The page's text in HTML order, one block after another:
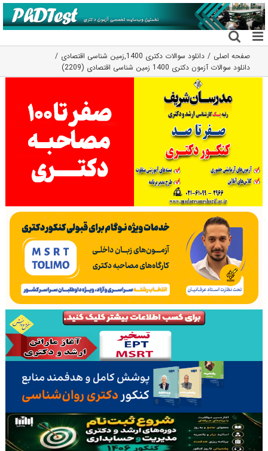
رفتن
به
محتوا
صفحه اصلی دانلود سوالات دکتری 1400 ,زمین شناسی اقتصادی
دانلود سوالات آزمون دکتری 1400 زمین شناسی اقتصادی (2209)